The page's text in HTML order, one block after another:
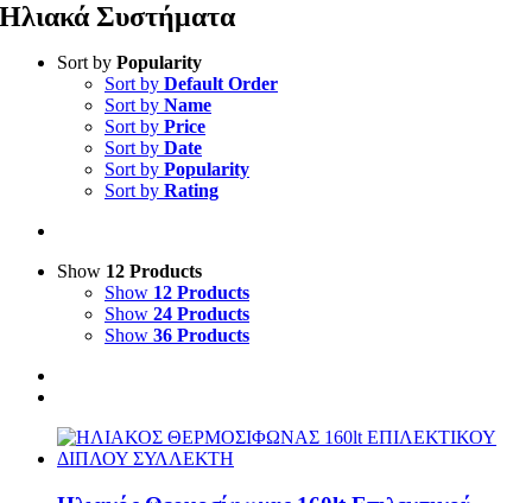
Ηλιακά Συστήματα
Sort by Popularity
Sort by Default Order
Sort by Name
Sort by Price
Sort by Date
Sort by Popularity
Sort by Rating
Show 12 Products
Show 12 Products
Show 24 Products
Show 36 Products